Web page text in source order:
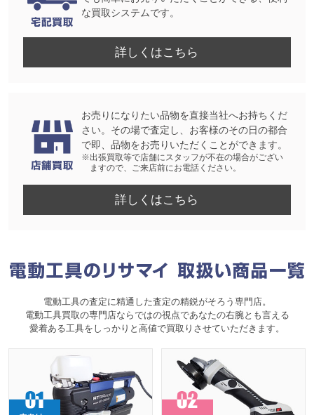
な買取システムです。
詳しくはこちら
お売りになりたい品物を直接当社へお持ちくだ
さい。その場で査定し、お客様のその日の都合
で即、品物をお売りいただくことができます。
※出張買取等で店舗にスタッフが不在の場合がござい
ますので、ご来店前にお電話ください。
詳しくはこちら
電動工具の査定に精通した査定の精鋭がそろう専門店。
電動工具買取の専門店ならではの視点であなたの右腕とも言える
愛着ある工具をしっかりと高値で買取りさせていただきます。